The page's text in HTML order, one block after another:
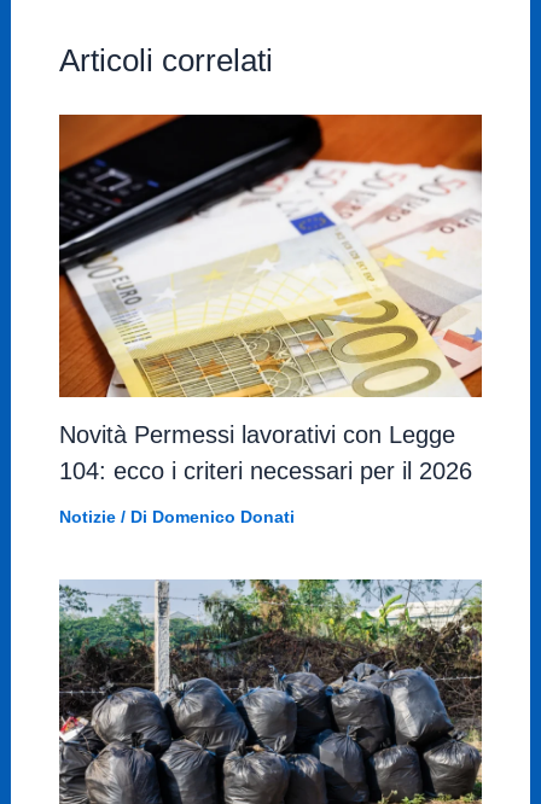
Articoli correlati
Novità Permessi lavorativi con Legge
104: ecco i criteri necessari per il 2026
Notizie/ Di Domenico Donati